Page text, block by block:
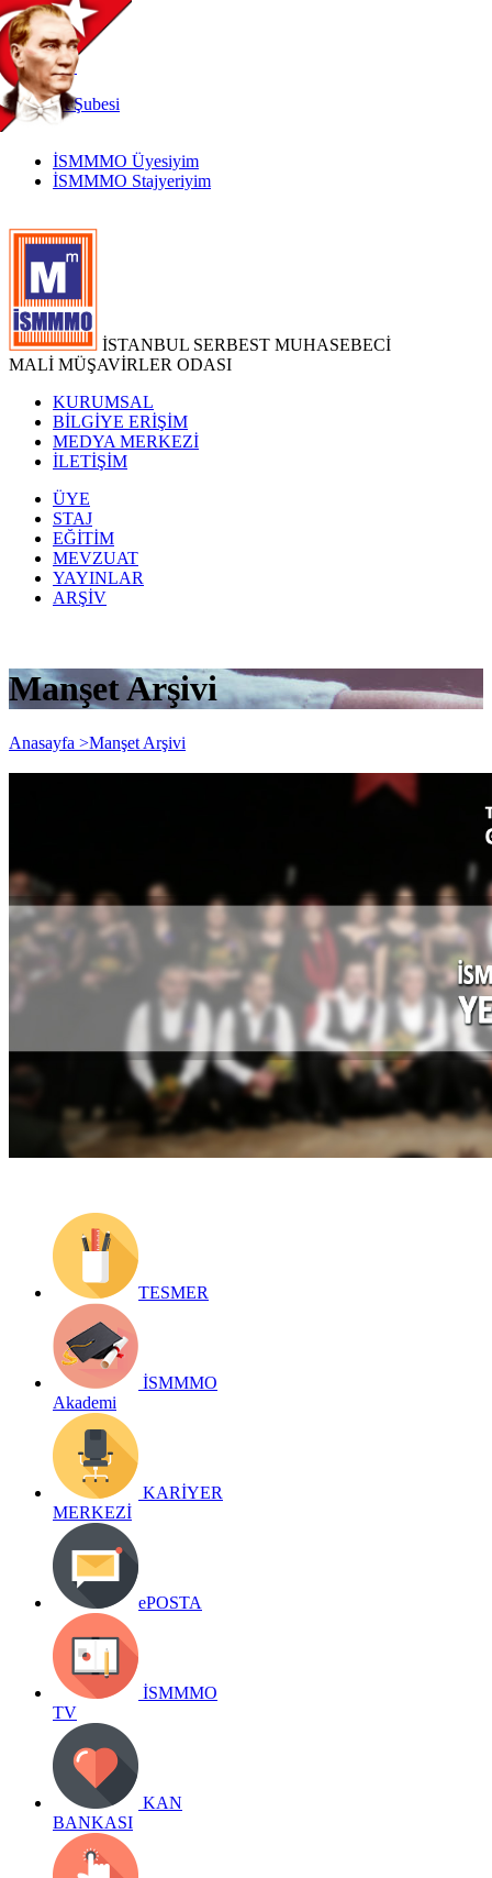
TR
|
EN
İnternetŞubesi
İSMMMO Üyesiyim
İSMMMO Stajyeriyim
İSTANBUL SERBEST MUHASEBECİ
MALİ MÜŞAVİRLER ODASI
KURUMSAL
BİLGİYE ERİŞİM
MEDYA MERKEZİ
İLETİŞİM
ÜYE
STAJ
EĞİTİM
MEVZUAT
YAYINLAR
ARŞİV
Manşet Arşivi
Anasayfa >Manşet Arşivi
İSMMMO Halk Müziği Dostlar Korosu
Yeni Koristlerini Arıyor
Yayın Tarihi: 31 Temmuz 2019
Detay bilgiler: https://form.ismmmo.org.tr/koro.asp
Geri Dön
TESMER
İSMMMO
Akademi
KARİYER
MERKEZİ
ePOSTA
İSMMMO
TV
KAN
BANKASI